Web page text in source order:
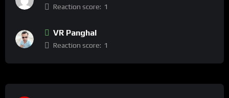
Reaction score: 1
VR Panghal
Reaction score: 1